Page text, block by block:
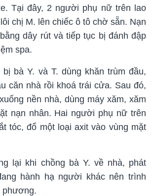
Tại đây, 2 người phụ nữ trên lao
chị M. lên chiếc ô tô chờ sẵn. Nạn
dây rút và tiếp tục bị đánh đập
spa.
bà Y. và T. dùng khăn trùm đầu,
căn nhà rồi khoá trái cửa. Sau đó,
nền nhà, dùng máy xăm, xăm
nạn nhân. Hai người phụ nữ trên
tóc, đổ một loại axit vào vùng mặt
lại khi chồng bà Y. về nhà, phát
hành hạ người khác nên trình
phương.